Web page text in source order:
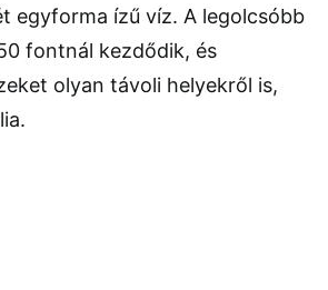
egyforma ízű víz. A legolcsóbb
fontnál kezdődik, és
olyan távoli helyekről is,